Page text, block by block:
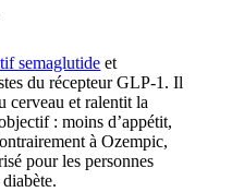
semaglutide et
du récepteur GLP-1. Il
cerveau et ralentit la
: moins d’appétit,
à Ozempic,
pour les personnes